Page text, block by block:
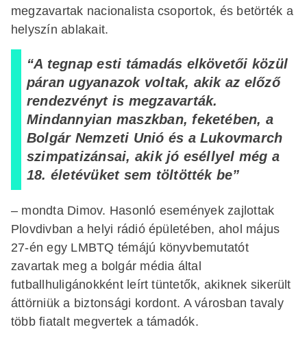
megzavartak nacionalista csoportok, és betörték a
helyszín ablakait.
“A tegnap esti támadás elkövetői közül
páran ugyanazok voltak, akik az előző
rendezvényt is megzavarták.
Mindannyian maszkban, feketében, a
Bolgár Nemzeti Unió és a Lukovmarch
szimpatizánsai, akik jó eséllyel még a
18. életévüket sem töltötték be”
– mondta Dimov. Hasonló események zajlottak
Plovdivban a helyi rádió épületében, ahol május
27-én egy LMBTQ témájú könyvbemutatót
zavartak meg a bolgár média által
futballhuligánokként leírt tüntetők, akiknek sikerült
áttörniük a biztonsági kordont. A városban tavaly
több fiatalt megvertek a támadók.